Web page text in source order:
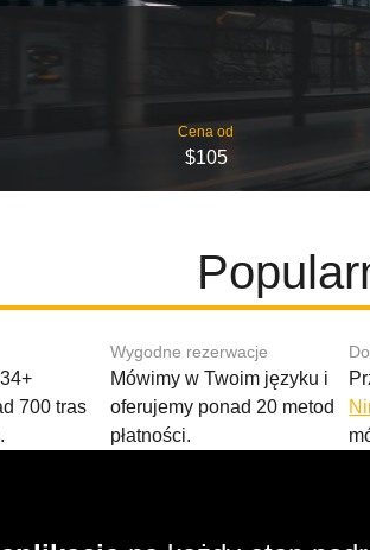
Cena od
$105
700 tras
Wygodne rezerwacje
Mówimy w Twoim języku i
oferujemy ponad 20 metod
płatności.